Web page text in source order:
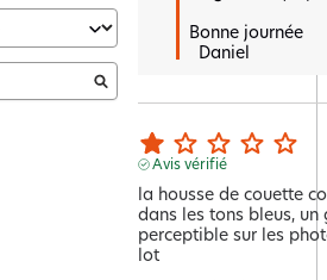
Bonne journée
  Daniel
Avis vérifié
la housse de couette
dans les tons bleus, un
perceptible sur les
lot